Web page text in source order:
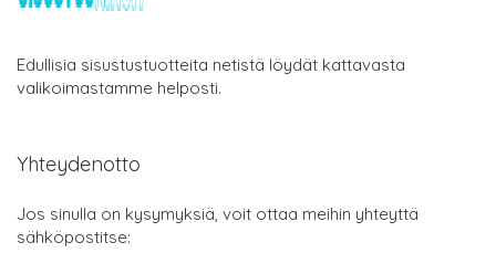
Edullisia sisustustuotteita netistä löydät kattavasta
valikoimastamme helposti.
Yhteydenotto
Jos sinulla on kysymyksiä, voit ottaa meihin yhteyttä
sähköpostitse: